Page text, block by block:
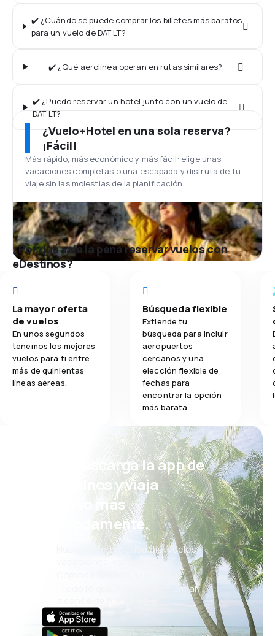
✔️ ¿Cuándo se puede comprar los billetes más baratos
para un vuelo de DAT LT?
✔️ ¿Qué aerolínea operan en rutas similares?
✔️ ¿Puedo reservar un hotel junto con un vuelo de
DAT LT?
¿Vuelo+Hotel en una sola reserva?
¡Fácil!
Más rápido, más económico y más fácil: elige unas
vacaciones completas o una escapada y disfruta de tu
viaje sin las molestias de la planificación.
¿Por qué vale la pena reservar vuelos con
eDestinos?
La mayor oferta
de vuelos
En unos segundos
tenemos los mejores
vuelos para ti entre
más de quinientas
líneas aéreas.
Búsqueda flexible
Extiende tu
búsqueda para incluir
aeropuertos
cercanos y una
elección flexible de
fechas para
encontrar la opción
más barata.
¡Eh! Descarga la app de
eDestinos y viaja
incluso más
cómodamente.
Nuevas ofertas cada día: vuelos,
vacaciones, escapadas
Cómoda gestión de reservas
¡Todo lo que importa, siempre al